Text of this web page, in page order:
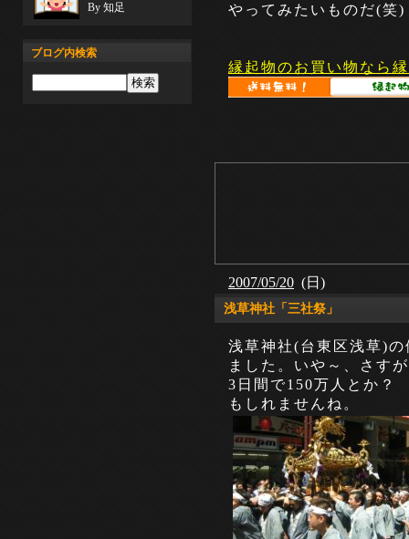
やってみたいものだ(笑)
縁起物のお買い物なら
2007/05/20 (日)
浅草神社「三社祭」
浅草神社(台東区浅草)
ました。いや～、さす
3日間で150万人とか？
もしれませんね。
By 知足
ブログ内検索